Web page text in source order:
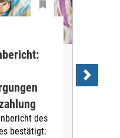
des
bestätigt: